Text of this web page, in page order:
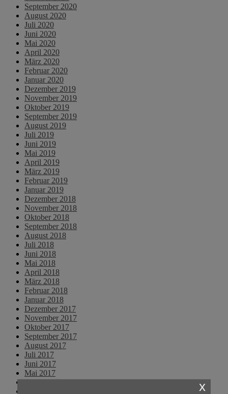
September 2020
August 2020
Juli 2020
Juni 2020
Mai 2020
April 2020
März 2020
Februar 2020
Januar 2020
Dezember 2019
November 2019
Oktober 2019
September 2019
August 2019
Juli 2019
Juni 2019
Mai 2019
April 2019
März 2019
Februar 2019
Januar 2019
Dezember 2018
November 2018
Oktober 2018
September 2018
August 2018
Juli 2018
Juni 2018
Mai 2018
April 2018
März 2018
Februar 2018
Januar 2018
Dezember 2017
November 2017
Oktober 2017
September 2017
August 2017
Juli 2017
Juni 2017
Mai 2017
April 2017
x